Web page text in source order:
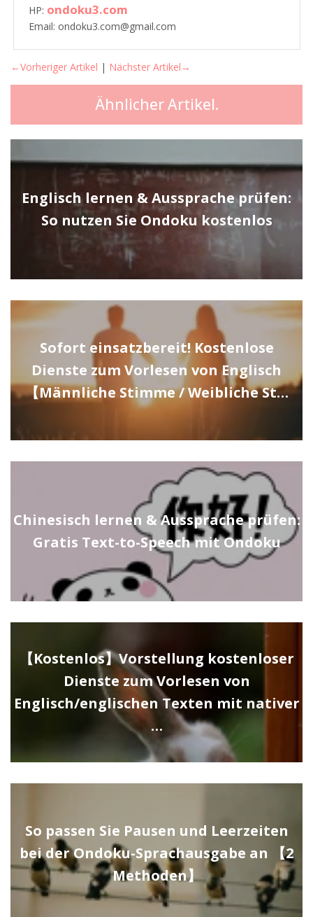
HP: ondoku3.com
Email: ondoku3.com@gmail.com
←Vorheriger Artikel | Nächster Artikel→
Ähnlicher Artikel.
Englisch lernen & Aussprache prüfen:
So nutzen Sie Ondoku kostenlos
Sofort einsatzbereit! Kostenlose
Dienste zum Vorlesen von Englisch
【Männliche Stimme / Weibliche St…
Chinesisch lernen & Aussprache prüfen:
Gratis Text-to-Speech mit Ondoku
【Kostenlos】Vorstellung kostenloser
Dienste zum Vorlesen von
Englisch/englischen Texten mit nativer
…
So passen Sie Pausen und Leerzeiten
bei der Ondoku-Sprachausgabe an 【2
Methoden】